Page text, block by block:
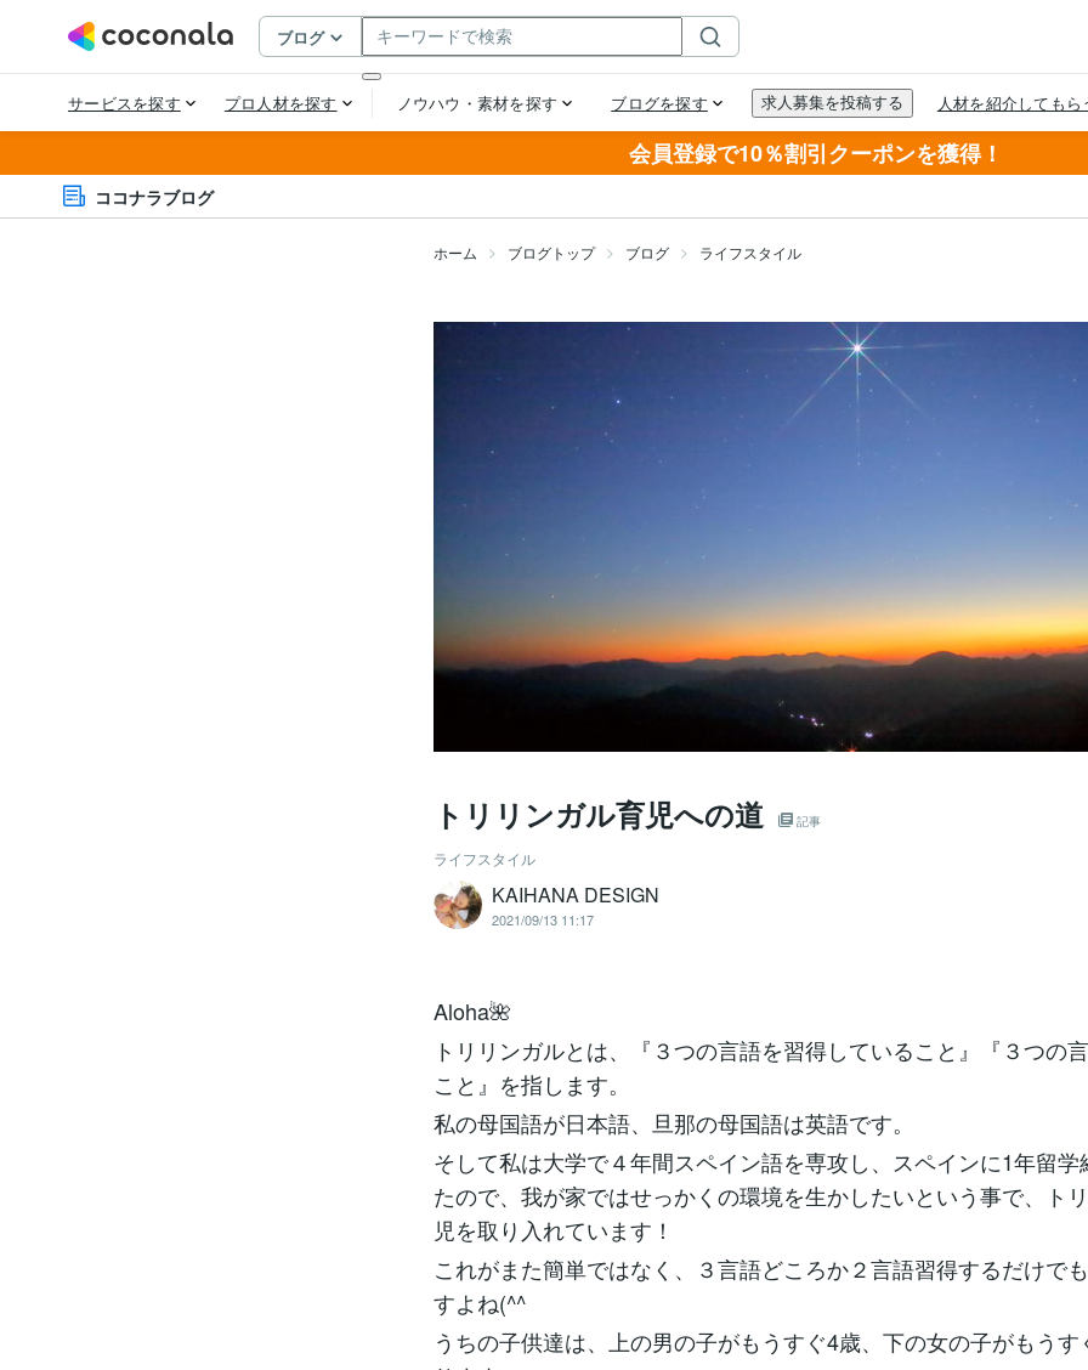
会員登録で10％割引クーポンを獲得！
ココナラブログ
ホーム ブログトップ ブログ ライフスタイル
トリリンガル育児への道 記事
ライフスタイル
KAIHANA DESIGN
2021/09/13 11:17
Aloha🌺
トリリンガルとは、『３つの言語を習得していること』『３つの
こと』を指します。
私の母国語が日本語、旦那の母国語は英語です。
そして私は大学で４年間スペイン語を専攻し、スペインに1年留学
たので、我が家ではせっかくの環境を生かしたいという事で、ト
児を取り入れています！
これがまた簡単ではなく、３言語どころか２言語習得するだけで
すよね(^^ゞ
うちの子供達は、上の男の子がもうすぐ4歳、下の女の子がもうす